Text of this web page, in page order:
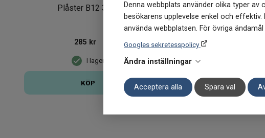
Denna webbplats använder olika typer
besökarens upplevelse enkel och
använda webbplatsen. För övriga
Googles sekretesspolicy
Ändra inställningar
Acceptera alla Spara val
Plåster B12 30st
I lager
285 kr
KÖP
Plåster B12
KÖP